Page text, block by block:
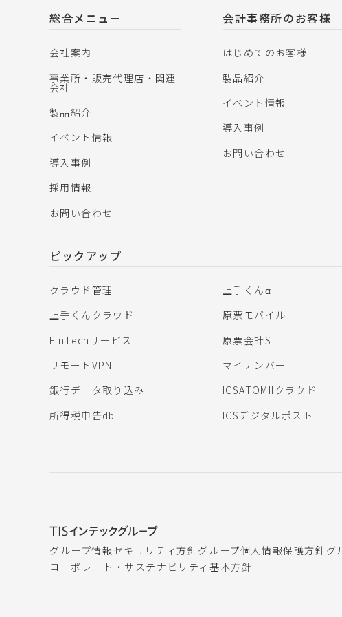
総合メニュー
会社案内
事業所・販売代理店・関連
会社
製品紹介
イベント情報
導入事例
採用情報
お問い合わせ
会計事務所のお客様
はじめてのお客様
製品紹介
イベント情報
導入事例
お問い合わせ
ピックアップ
クラウド管理
上手くんα
上手くんクラウド
原票モバイル
FinTechサービス
原票会計S
リモートVPN
マイナンバー
銀行データ取り込み
ICSATOMIIクラウド
所得税申告db
ICSデジタルポスト
グループ情報セキュリティ方針グループ個人情報保護方針 グ
コーポレート・サステナビリティ基本方針